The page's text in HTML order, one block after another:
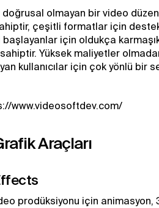
olmayan bir video
çeşitli formatlar için
başlayanlar için oldukça
sahiptir. Yüksek maliyetler
kullanıcılar için çok yönlü bir
www.videosoftdev.com/
Araçları
prodüksiyonu için animasyon,